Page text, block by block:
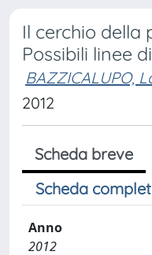
Il cerchio della
Possibili linee
BAZZICALUPO,
2012
Scheda breve
Scheda
Anno
2012